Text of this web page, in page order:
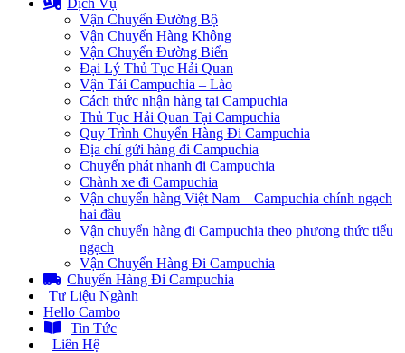
Dịch Vụ
Vận Chuyển Đường Bộ
Vận Chuyển Hàng Không
Vận Chuyển Đường Biển
Đại Lý Thủ Tục Hải Quan
Vận Tải Campuchia – Lào
Cách thức nhận hàng tại Campuchia
Thủ Tục Hải Quan Tại Campuchia
Quy Trình Chuyển Hàng Đi Campuchia
Địa chỉ gửi hàng đi Campuchia
Chuyển phát nhanh đi Campuchia
Chành xe đi Campuchia
Vận chuyển hàng Việt Nam – Campuchia chính ngạch
hai đầu
Vận chuyển hàng đi Campuchia theo phương thức tiểu
ngạch
Vận Chuyển Hàng Đi Campuchia
Chuyển Hàng Đi Campuchia
Tư Liệu Ngành
Hello Cambo
Tin Tức
Liên Hệ